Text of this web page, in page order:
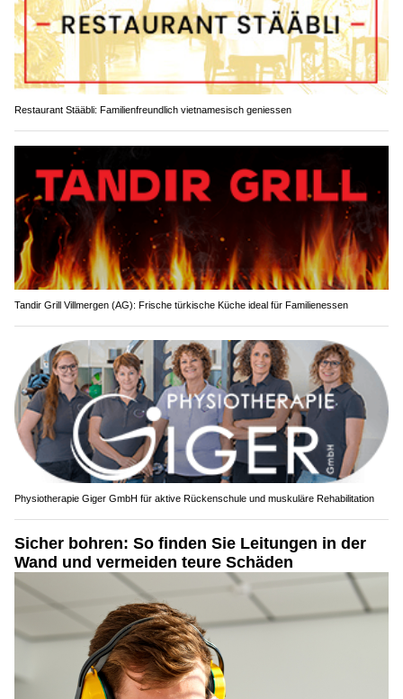
Restaurant Stääbli: Familienfreundlich vietnamesisch geniessen
Tandir Grill Villmergen (AG): Frische türkische Küche ideal für Familienessen
Physiotherapie Giger GmbH für aktive Rückenschule und muskuläre Rehabilitation
Sicher bohren: So finden Sie Leitungen in der
Wand und vermeiden teure Schäden